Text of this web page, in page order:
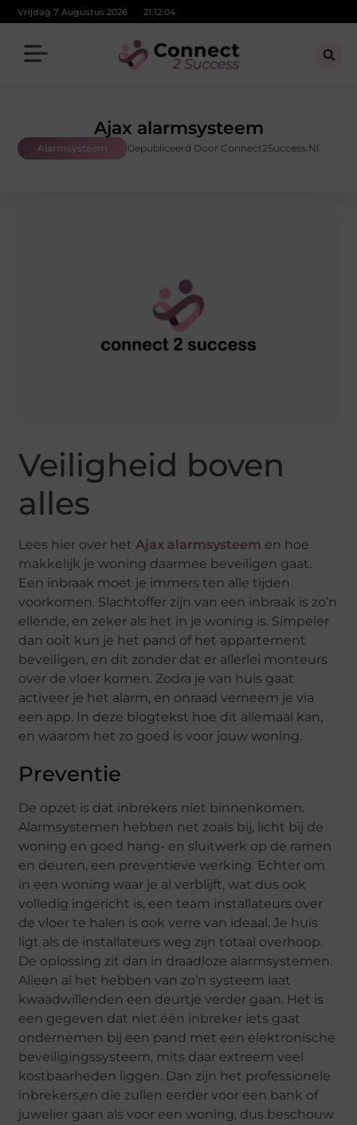
Vrijdag 7 Augustus 2026 21:12:04
Ajax alarmsysteem
Alarmsysteem Gepubliceerd Door Connect2Success.nl
Veiligheid boven
alles
Lees hier over hetAjax alarmsysteem en hoe
makkelijk je woning daarmee beveiligen gaat.
Een inbraak moet je immers ten alle tijden
voorkomen. Slachtoffer zijn van een inbraak is zo’n
ellende, en zeker als het in je woning is. Simpeler
dan ooit kun je het pand of het appartement
beveiligen, en dit zonder dat er allerlei monteurs
over de vloer komen. Zodra je van huis gaat
activeer je het alarm, en onraad verneem je via
een app. In deze blogtekst hoe dit allemaal kan,
en waarom het zo goed is voor jouw woning.
Preventie
De opzet is dat inbrekers niet binnenkomen.
Alarmsystemen hebben net zoals bij, licht bij de
woning en goed hang- en sluitwerk op de ramen
en deuren, een preventieve werking. Echter om
in een woning waar je al verblijft, wat dus ook
volledig ingericht is, een team installateurs over
de vloer te halen is ook verre van ideaal. Je huis
ligt als de installateurs weg zijn totaal overhoop.
De oplossing zit dan in draadloze alarmsystemen.
Alleen al het hebben van zo’n systeem laat
kwaadwillenden een deurtje verder gaan. Het is
een gegeven dat niet één inbreker iets gaat
ondernemen bij een pand met een elektronische
beveiligingssysteem, mits daar extreem veel
kostbaarheden liggen. Dan zijn het professionele
inbrekers,en die zullen eerder voor een bank of
juwelier gaan als voor een woning, dus beschouw